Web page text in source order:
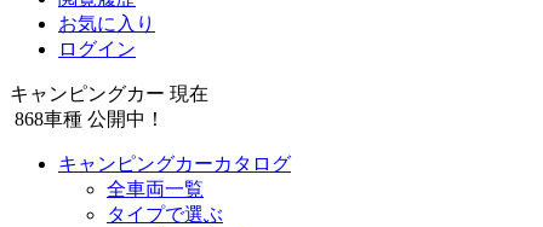
お気に入り
ログイン
キャンピングカー 現在
868車種 公開中！
キャンピングカーカタログ
全車両一覧
タイプで選ぶ